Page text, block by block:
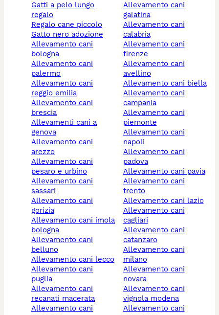
gatti a pelo lungo
regalo
regalo cane piccolo
gatto nero adozione
allevamento cani
bologna
allevamento cani
palermo
allevamento cani
reggio emilia
allevamento cani
brescia
allevamenti cani a
genova
allevamento cani
arezzo
allevamento cani
pesaro e urbino
allevamento cani
sassari
allevamento cani
gorizia
allevamento cani imola
bologna
allevamento cani
belluno
allevamento cani lecco
allevamento cani
puglia
allevamento cani
recanati macerata
allevamento cani
allevamento cani
galatina
allevamento cani
calabria
allevamento cani
firenze
allevamento cani
avellino
allevamento cani biella
allevamento cani
campania
allevamento cani
piemonte
allevamento cani
napoli
allevamento cani
padova
allevamento cani pavia
allevamento cani
trento
allevamento cani lazio
allevamento cani
cagliari
allevamento cani
catanzaro
allevamento cani
milano
allevamento cani
novara
allevamento cani
vignola modena
allevamento cani